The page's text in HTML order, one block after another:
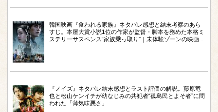
韓国映画『食われる家族』ネタバレ感想と結末考察のあら
すじ。本屋大賞小説1位の作家が監督・脚本を務めた本格ミ
ステリーサスペンス“家族乗っ取り”｜未体験ゾーンの映画...
『ノイズ』ネタバレ結末感想とラスト評価の解説。藤原竜
也と松山ケンイチが幼なじみの共犯者“孤島民とよそ者”に問
われた「薄気味悪さ」